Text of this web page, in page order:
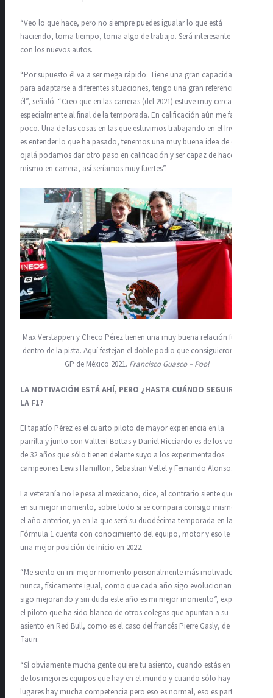
“Veo lo que hace, pero no siempre puedes igualar lo que está
haciendo, toma tiempo, toma algo de trabajo. Será interesante ver
con los nuevos autos.
“Por supuesto él va a ser mega rápido. Tiene una gran capacidad
para adaptarse a diferentes situaciones, tengo una gran referencia con
él”, señaló. “Creo que en las carreras (del 2021) estuve muy cerca de él,
especialmente al final de la temporada. En calificación aún me falta un
poco. Una de las cosas en las que estuvimos trabajando en el Invierno
es entender lo que ha pasado, tenemos una muy buena idea de ello y
ojalá podamos dar otro paso en calificación y ser capaz de hacer lo
mismo en carrera, así seríamos muy fuertes”.
Max Verstappen y Checo Pérez tienen una muy buena relación fuera y
dentro de la pista. Aquí festejan el doble podio que consiguieron en el
GP de México 2021. Francisco Guasco – Pool
LA MOTIVACIÓN ESTÁ AHÍ, PERO ¿HASTA CUÁNDO SEGUIRÁ EN
LA F1?
El tapatío Pérez es el cuarto piloto de mayor experiencia en la
parrilla y junto con Valtteri Bottas y Daniel Ricciardo es de los volantes
de 32 años que sólo tienen delante suyo a los experimentados
campeones Lewis Hamilton, Sebastian Vettel y Fernando Alonso.
La veteranía no le pesa al mexicano, dice, al contrario siente que está
en su mejor momento, sobre todo si se compara consigo mismo con
el año anterior, ya en la que será su duodécima temporada en la
Fórmula 1 cuenta con conocimiento del equipo, motor y eso le da
una mejor posición de inicio en 2022.
“Me siento en mi mejor momento personalmente más motivado que
nunca, físicamente igual, como que cada año sigo evolucionando,
sigo mejorando y sin duda este año es mi mejor momento”, expresó
el piloto que ha sido blanco de otros colegas que apuntan a su
asiento en Red Bull, como es el caso del francés Pierre Gasly, de Alpha
Tauri.
“Sí obviamente mucha gente quiere tu asiento, cuando estás en uno
de los mejores equipos que hay en el mundo y cuando sólo hay dos
lugares hay mucha competencia pero eso es normal, eso es parte de